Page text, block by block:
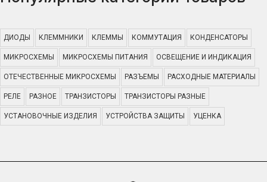
ДИОДЫ КЛЕММНИКИ КЛЕММЫ КОММУТАЦИЯ КОНДЕНСАТОРЫ
МИКРОСХЕМЫ МИКРОСХЕМЫ ПИТАНИЯ ОСВЕЩЕНИЕ И ИНДИКАЦИЯ
ОТЕЧЕСТВЕННЫЕ МИКРОСХЕМЫ РАЗЪЕМЫ РАСХОДНЫЕ МАТЕРИАЛЫ
РЕЛЕ РАЗНОЕ ТРАНЗИСТОРЫ ТРАНЗИСТОРЫ РАЗНЫЕ
УСТАНОВОЧНЫЕ ИЗДЕЛИЯ УСТРОЙСТВА ЗАЩИТЫ УЦЕНКА